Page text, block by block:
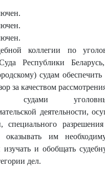
коллегии по
Республики
судам
за качеством
судами
деятельности,
специального
оказывать им
изучать и обобщать
дел.